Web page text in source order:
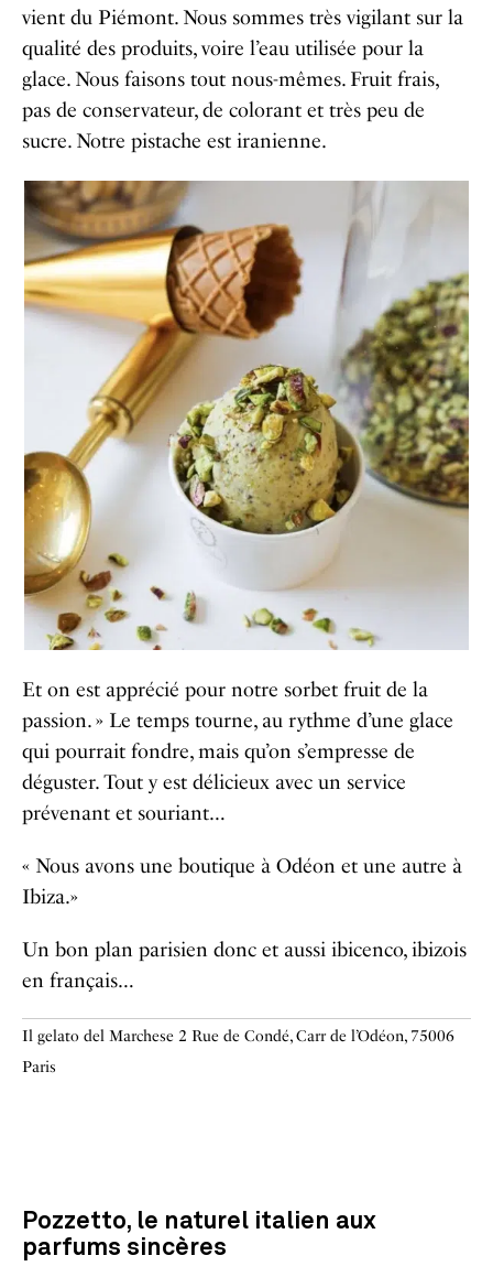
vient du Piémont. Nous sommes très vigilant sur la
qualité des produits, voire l’eau utilisée pour la
glace. Nous faisons tout nous-mêmes. Fruit frais,
pas de conservateur, de colorant et très peu de
sucre. Notre pistache est iranienne.
Et on est apprécié pour notre sorbet fruit de la
passion. » Le temps tourne, au rythme d’une glace
qui pourrait fondre, mais qu’on s’empresse de
déguster. Tout y est délicieux avec un service
prévenant et souriant…
« Nous avons une boutique à Odéon et une autre à
Ibiza.»
Un bon plan parisien donc et aussi ibicenco, ibizois
en français…
Il gelato del Marchese 2 Rue de Condé, Carr de l’Odéon, 75006
Paris
Pozzetto, le naturel italien aux
parfums sincères